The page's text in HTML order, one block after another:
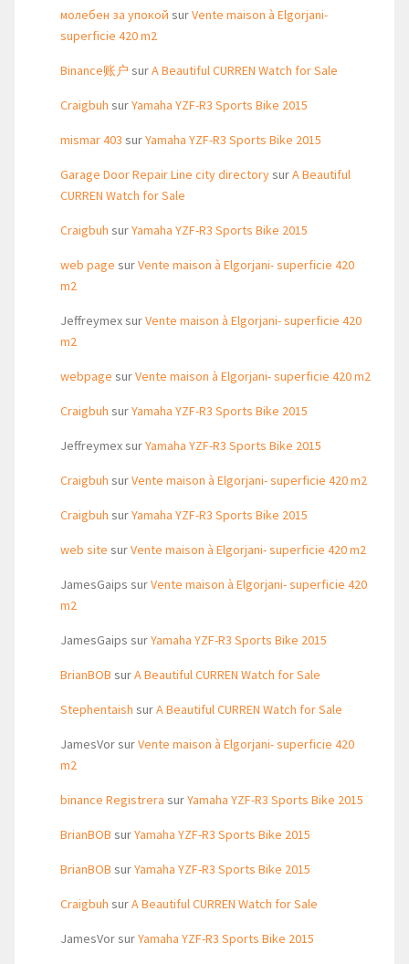
молебен за упокой surVente maison à Elgorjani-
superficie 420 m2
Binance账户 surA Beautiful CURREN Watch for Sale
Craigbuh surYamaha YZF-R3 Sports Bike 2015
mismar 403 surYamaha YZF-R3 Sports Bike 2015
Garage Door Repair Line city directorysurA Beautiful
CURREN Watch for Sale
Craigbuh surYamaha YZF-R3 Sports Bike 2015
web page surVente maison à Elgorjani- superficie 420
m2
JeffreymexsurVente maison à Elgorjani- superficie 420
m2
webpage surVente maison à Elgorjani- superficie 420 m2
Craigbuh surYamaha YZF-R3 Sports Bike 2015
JeffreymexsurYamaha YZF-R3 Sports Bike 2015
Craigbuh surVente maison à Elgorjani- superficie 420 m2
Craigbuh surYamaha YZF-R3 Sports Bike 2015
web site surVente maison à Elgorjani- superficie 420 m2
JamesGaips surVente maison à Elgorjani- superficie 420
m2
JamesGaips surYamaha YZF-R3 Sports Bike 2015
BrianBOB surA Beautiful CURREN Watch for Sale
Stephentaish surA Beautiful CURREN Watch for Sale
JamesVorsurVente maison à Elgorjani- superficie 420
m2
binance Registrera surYamaha YZF-R3 Sports Bike 2015
BrianBOB surYamaha YZF-R3 Sports Bike 2015
BrianBOB surYamaha YZF-R3 Sports Bike 2015
Craigbuh surA Beautiful CURREN Watch for Sale
JamesVorsurYamaha YZF-R3 Sports Bike 2015